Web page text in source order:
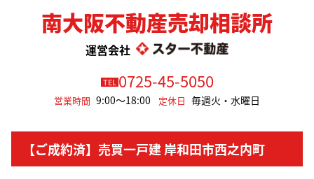
南大阪不動産売却相談所
運営会社
TEL0725-45-5050
営業時間 9:00～18:00 定休日 毎週火・水曜日
【ご成約済】売買一戸建 岸和田市西之内町